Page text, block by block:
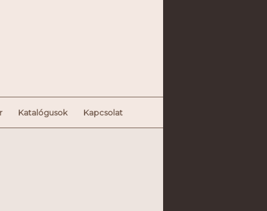
Katalógusok Kapcsolat